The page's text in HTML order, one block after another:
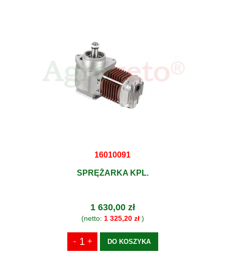
16010091
SPRĘŻARKA KPL.
1 630,00 zł
(netto: 1 325,20 zł)
DO KOSZYKA